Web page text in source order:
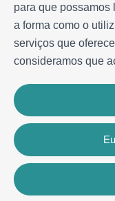
para que possamos
a forma como o
serviços que
consideramos que